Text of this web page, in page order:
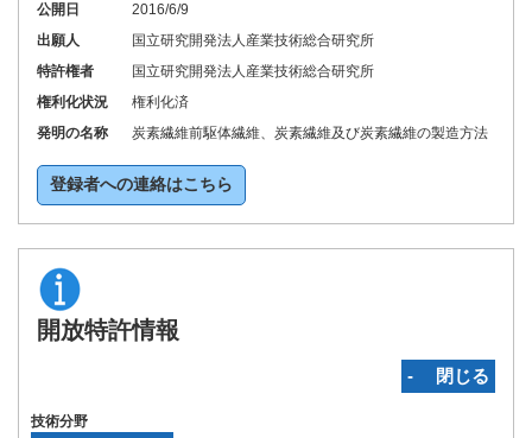
公開日
2016/6/9
出願人
国立研究開発法人産業技術総合研究所
特許権者
国立研究開発法人産業技術総合研究所
権利化状況
権利化済
発明の名称
炭素繊維前駆体繊維、炭素繊維及び炭素繊維の製造方法
登録者への連絡はこちら
開放特許情報
‐ 閉じる
技術分野